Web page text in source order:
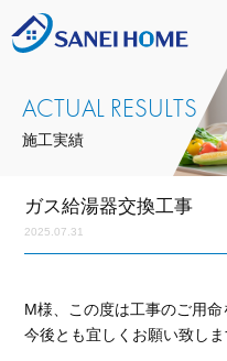
ACTUAL RESULTS
施工実績
ガス給湯器交換工事
2025.07.31
M様、この度は工事のご用命
今後とも宜しくお願い致しま